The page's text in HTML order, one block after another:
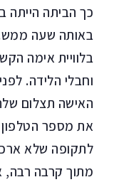
כך הביתה
באותה שעה
בלוויית אימה
וחבלי הלידה.
האישה תצלום
את מספר הטלפון
לתקופה שלא
מתוך קרבה רבה,